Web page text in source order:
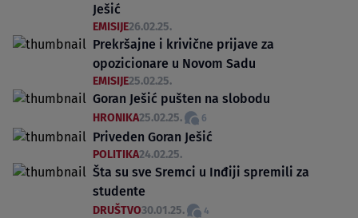
Ješić
EMISIJE26.02.25.
Prekršajne i krivične prijave za
opozicionare u Novom Sadu
EMISIJE25.02.25.
Goran Ješić pušten na slobodu
HRONIKA25.02.25. 6
Priveden Goran Ješić
POLITIKA24.02.25.
Šta su sve Sremci u Inđiji spremili za
studente
DRUŠTVO30.01.25. 4